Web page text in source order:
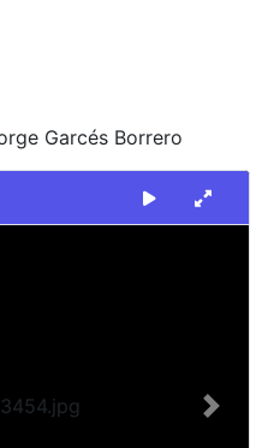
Garcés Borrero
Next